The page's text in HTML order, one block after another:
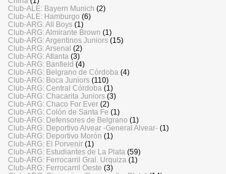
Club-ALE: Bayern Munich (2)
Club-ALE: Hamburgo (6)
Club-ARG: All Boys (1)
Club-ARG: Almirante Brown (1)
Club-ARG: Argentinos Juniors (15)
Club-ARG: Arsenal (2)
Club-ARG: Atlanta (3)
Club-ARG: Banfield (4)
Club-ARG: Belgrano de Córdoba (4)
Club-ARG: Boca Juniors (110)
Club-ARG: Central Córdoba (1)
Club-ARG: Chacarita Juniors (3)
Club-ARG: Chaco For Ever (2)
Club-ARG: Colón de Santa Fe (1)
Club-ARG: Defensores de Belgrano (1)
Club-ARG: Deportivo Alvear -General Alvear- (1)
Club-ARG: Deportivo Morón (1)
Club-ARG: El Porvenir (1)
Club-ARG: Estudiantes de La Plata (59)
Club-ARG: Ferrocarril Gral. Urquiza (1)
Club-ARG: Ferrocarril Oeste (3)